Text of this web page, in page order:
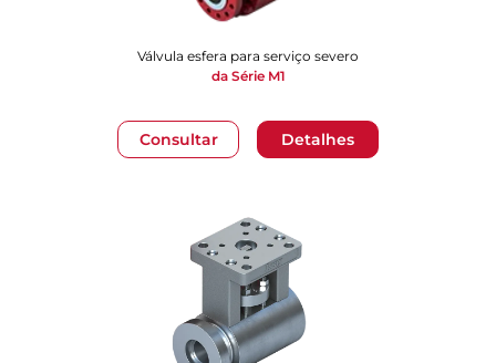
Consultar Detalhes
Válvula esfera para serviço severo
da Série M1